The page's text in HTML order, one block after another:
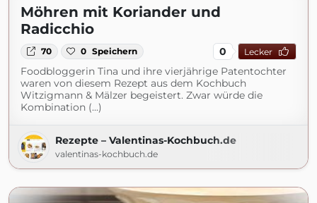
Möhren mit Koriander und
Radicchio
70 0 Speichern 0 Lecker
Foodbloggerin Tina und ihre vierjährige Patentochter
waren von diesem Rezept aus dem Kochbuch
Witzigmann & Mälzer begeistert. Zwar würde die
Kombination (...)
Rezepte – Valentinas-Kochbuch.de
valentinas-kochbuch.de